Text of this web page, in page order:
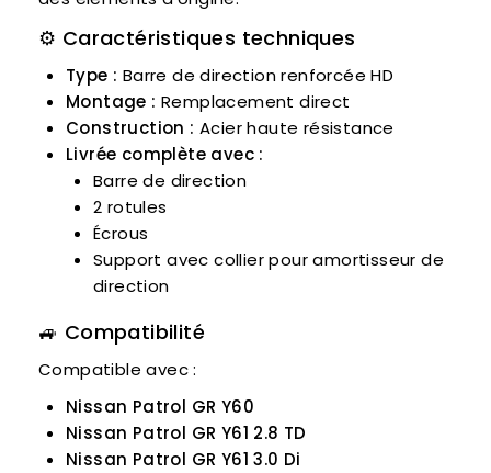
⚙️ Caractéristiques techniques
Type : Barre de direction renforcée HD
Montage : Remplacement direct
Construction : Acier haute résistance
Livrée complète avec :
Barre de direction
2 rotules
Écrous
Support avec collier pour amortisseur de
direction
🚙 Compatibilité
Compatible avec :
Nissan Patrol GR Y60
Nissan Patrol GR Y61 2.8 TD
Nissan Patrol GR Y61 3.0 Di